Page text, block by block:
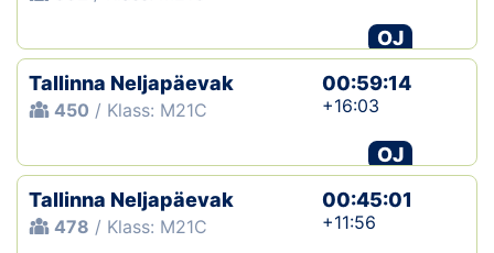
OJ
Tallinna Neljapäevak
450 / Klass: M21C
00:59:14
+16:03
OJ
Tallinna Neljapäevak
478 / Klass: M21C
00:45:01
+11:56